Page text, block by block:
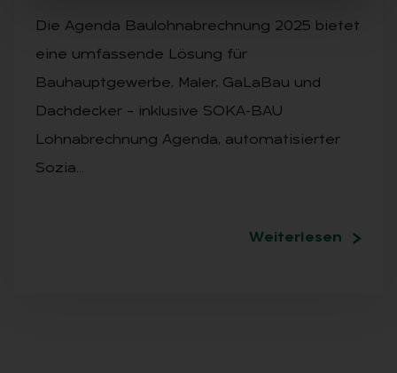
Die Agenda Baulohnabrechnung 2025 bietet
eine umfassende Lösung für
Bauhauptgewerbe, Maler, GaLaBau und
Dachdecker – inklusive SOKA-BAU
Lohnabrechnung Agenda, automatisierter
Sozia…
Weiterlesen